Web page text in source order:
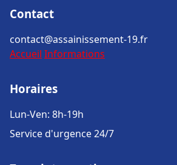
Contact
contact@assainissement-19.fr
Accueil Informations
Horaires
Lun-Ven: 8h-19h
Service d'urgence 24/7